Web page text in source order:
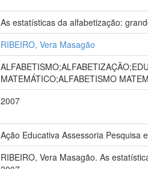
As estatísticas da alfabetização:
RIBEIRO, Vera Masagão
MATEMÁTICO;ALFABETISMO
2007
Ação Educativa Assessoria Pesquisa
RIBEIRO, Vera Masagão. As